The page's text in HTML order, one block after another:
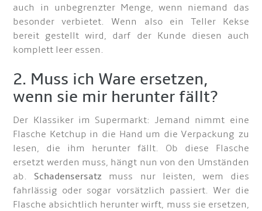
auch in unbegrenzter Menge, wenn niemand das
besonder verbietet. Wenn also ein Teller Kekse
bereit gestellt wird, darf der Kunde diesen auch
komplett leer essen.
2. Muss ich Ware ersetzen,
wenn sie mir herunter fällt?
Der Klassiker im Supermarkt: Jemand nimmt eine
Flasche Ketchup in die Hand um die Verpackung zu
lesen, die ihm herunter fällt. Ob diese Flasche
ersetzt werden muss, hängt nun von den Umständen
ab. Schadensersatz muss nur leisten, wem dies
fahrlässig oder sogar vorsätzlich passiert. Wer die
Flasche absichtlich herunter wirft, muss sie ersetzen,